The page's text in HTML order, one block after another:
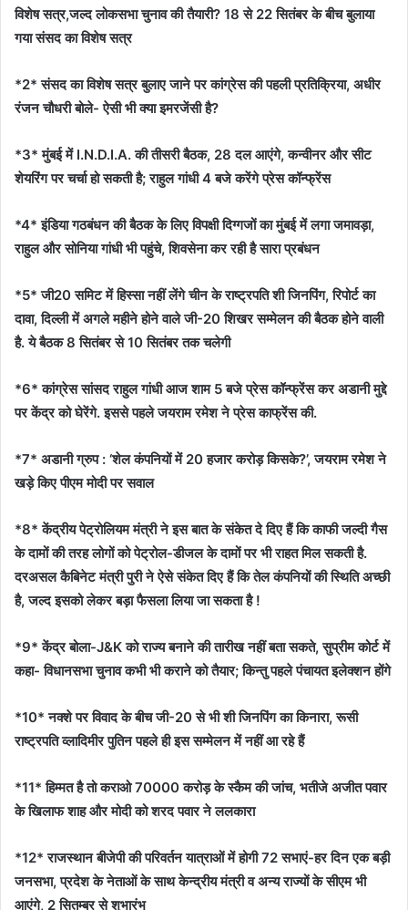
विशेष सत्र,जल्द लोकसभा चुनाव की तैयारी? 18 से 22 सितंबर के बीच बुलाया
गया संसद का विशेष सत्र
*2* संसद का विशेष सत्र बुलाए जाने पर कांग्रेस की पहली प्रतिक्रिया, अधीर
रंजन चौधरी बोले- ऐसी भी क्या इमरजेंसी है?
*3* मुंबई में I.N.D.I.A. की तीसरी बैठक, 28 दल आएंगे, कन्वीनर और सीट
शेयरिंग पर चर्चा हो सकती है; राहुल गांधी 4 बजे करेंगे प्रेस कॉन्फ्रेंस
*4* इंडिया गठबंधन की बैठक के लिए विपक्षी दिग्गजों का मुंबई में लगा जमावड़ा,
राहुल और सोनिया गांधी भी पहुंचे, शिवसेना कर रही है सारा प्रबंधन
*5* जी20 समिट में हिस्सा नहीं लेंगे चीन के राष्ट्रपति शी जिनपिंग, रिपोर्ट का
दावा, दिल्ली में अगले महीने होने वाले जी-20 शिखर सम्मेलन की बैठक होने वाली
है. ये बैठक 8 सितंबर से 10 सितंबर तक चलेगी
*6* कांग्रेस सांसद राहुल गांधी आज शाम 5 बजे प्रेस कॉन्फ्रेंस कर अडानी मुद्दे
पर केंद्र को घेरेंगे. इससे पहले जयराम रमेश ने प्रेस काफ्रेंस की.
*7* अडानी ग्रुप : ‘शेल कंपनियों में 20 हजार करोड़ किसके?’, जयराम रमेश ने
खड़े किए पीएम मोदी पर सवाल
*8* केंद्रीय पेट्रोलियम मंत्री ने इस बात के संकेत दे दिए हैं कि काफी जल्दी गैस
के दामों की तरह लोगों को पेट्रोल-डीजल के दामों पर भी राहत मिल सकती है.
दरअसल कैबिनेट मंत्री पुरी ने ऐसे संकेत दिए हैं कि तेल कंपनियों की स्थिति अच्छी
है, जल्द इसको लेकर बड़ा फैसला लिया जा सकता है !
*9* केंद्र बोला-J&K को राज्य बनाने की तारीख नहीं बता सकते, सुप्रीम कोर्ट में
कहा- विधानसभा चुनाव कभी भी कराने को तैयार; किन्तु पहले पंचायत इलेक्शन होंगे
*10* नक्शे पर विवाद के बीच जी-20 से भी शी जिनपिंग का किनारा, रूसी
राष्ट्रपति व्लादिमीर पुतिन पहले ही इस सम्मेलन में नहीं आ रहे हैं
*11* हिम्मत है तो कराओ 70000 करोड़ के स्कैम की जांच, भतीजे अजीत पवार
के खिलाफ शाह और मोदी को शरद पवार ने ललकारा
*12* राजस्थान बीजेपी की परिवर्तन यात्राओं में होगी 72 सभाएं-हर दिन एक बड़ी
जनसभा, प्रदेश के नेताओं के साथ केन्द्रीय मंत्री व अन्य राज्यों के सीएम भी
आएंगे, 2 सितम्बर से शुभारंभ